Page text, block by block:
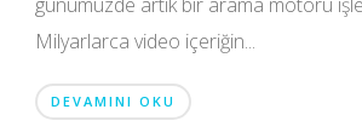
Milyarlarca video içeriğin...
DEVAMINI OKU